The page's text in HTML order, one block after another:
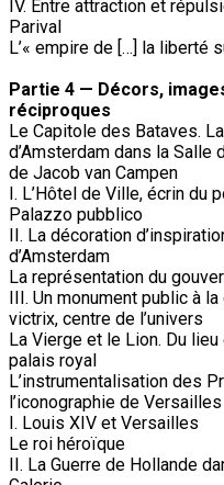
IV. Entre attraction et
Parival
L’« empire de […] la liberté
Partie 4 — Décors,
réciproques
Le Capitole des Bataves.
d’Amsterdam dans la
de Jacob van Campen
I. L’Hôtel de Ville, écrin du
Palazzo pubblico
II. La décoration
d’Amsterdam
La représentation du
III. Un monument public à
victrix, centre de l’univers
La Vierge et le Lion. Du
palais royal
L’instrumentalisation des
l’iconographie de Versailles
I. Louis XIV et Versailles
Le roi héroïque
II. La Guerre de Hollande